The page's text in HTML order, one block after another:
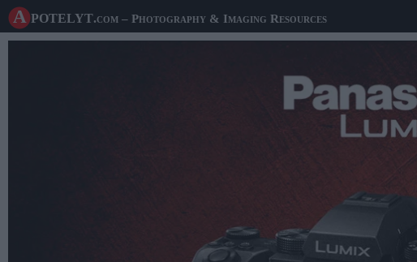
A potelyt.com – Photography & Imaging Resources